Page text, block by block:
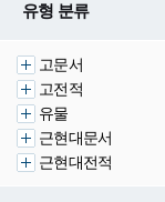
유형 분류
고문서
고전적
유물
근현대문서
근현대전적